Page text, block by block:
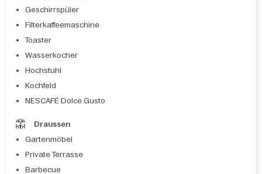
Geschirrspüler
Filterkaffeemaschine
Toaster
Wasserkocher
Hochstuhl
Kochfeld
NESCAFÉ Dolce Gusto
Draussen
Gartenmöbel
Private Terrasse
Barbecue